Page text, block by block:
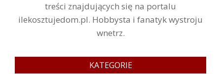
treści znajdujących się na portalu
ilekosztujedom.pl. Hobbysta i fanatyk wystroju
wnetrz.
KATEGORIE